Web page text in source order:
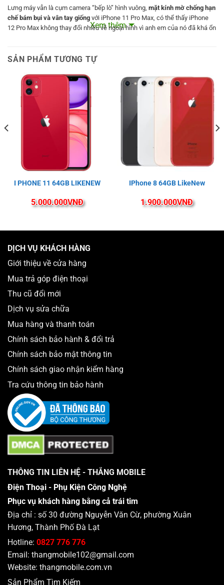
Lưng máy vẫn là cụm camera “bếp lò” hình vuông, mặt kính mờ chống hạn
chế bám bụi và vân tay giống với iPhone 11 Pro Max, có thể thấy iPhone
12 Pro Max không thay đổi nhiều về ngoại hình vì anh em của nó đã khá ổn
Màn hình 6.7 inch hiển thị xuất sắc
iPhone 12 Pro Max có
màn hình lớn 6.7 inch, nhỉnh hơn
một chút so với iPhone 11 Pro Max (6.5 inch) cho bạn trải
nghệ Super Retina như cũ, độ phân giải 2778 x 1284 pixels
cho hình ảnh sắc nét hoàn hảo
hình lên đến 12000 nits ở chế độ HDR
bạn khi sử dụng ngoài trời nắng.
Cải tiến hơn với 4 camera tối ưu chụp đêm
Ngoài “3 viên trân châu” 12MP cực phẩm: 1 camera chính
iPhone 12 Pro Max năm nay được bổ sung thêm 1
LIDAR Scanner hỗ trợ lấy nét nhanh gấp 6 lần
kiện thiếu sáng, hỗ trợ công nghệ AR, 3D,…
Xem thêm
SẢN PHẨM TƯƠNG TỰ
I PHONE 11 64GB LIKENEW
5.000.000VNĐ
IPhone 8 64GB LikeNew
1.900.000VNĐ
DỊCH VỤ KHÁCH HÀNG
Giới thiệu về cửa hàng
Mua trả góp điện thoại
Thu cũ đổi mới
Dịch vụ sửa chữa
Mua hàng và thanh toán
Chính sách bảo hành & đổi trả
Chính sách bảo mật thông tin
Chính sách giao nhận kiểm hàng
Tra cứu thông tin bảo hành
THÔNG TIN LIÊN HỆ - THẮNG MOBILE
Điện Thoại - Phụ Kiện Công Nghệ
Phục vụ khách hàng bằng cả trái tim
Địa chỉ : số 30 đường Nguyễn Văn Cừ, phường Xuân
Hương, Thành Phố Đà Lạt
Hotline: 0827 776 776
Email: thangmobile102@gmail.com
Website: thangmobile.com.vn
Sản Phẩm Tìm Kiếm